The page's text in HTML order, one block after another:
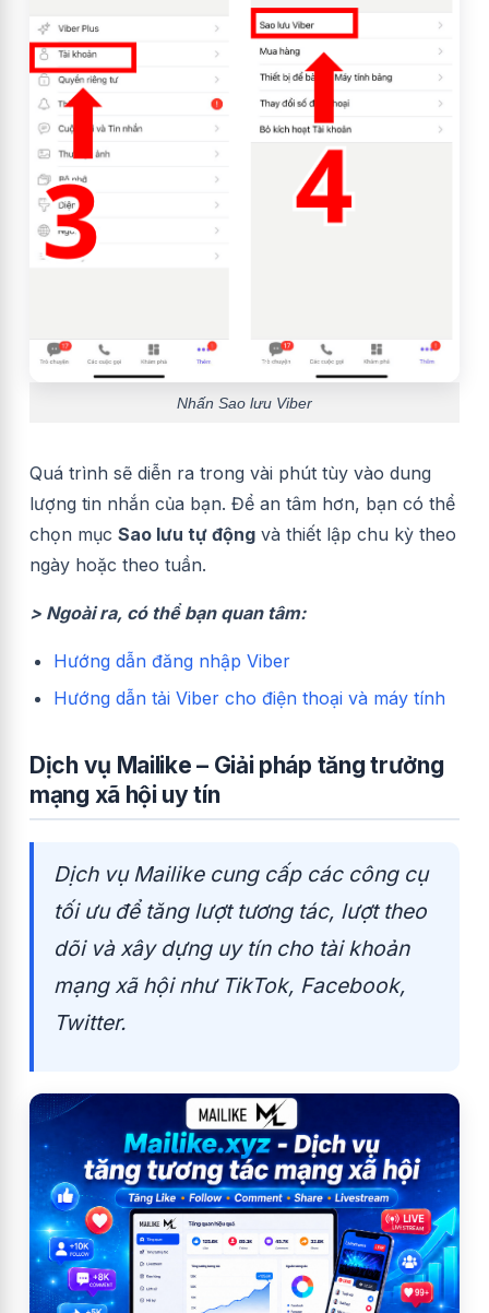
Nhấn Sao lưu Viber
Quá trình sẽ diễn ra trong vài phút tùy vào dung
lượng tin nhắn của bạn. Để an tâm hơn, bạn có thể
chọn mục Sao lưu tự động và thiết lập chu kỳ theo
ngày hoặc theo tuần.
> Ngoài ra, có thể bạn quan tâm:
Hướng dẫn đăng nhập Viber
Hướng dẫn tải Viber cho điện thoại và máy tính
Dịch vụ Mailike – Giải pháp tăng trưởng
mạng xã hội uy tín
Dịch vụ Mailike cung cấp các công cụ
tối ưu để tăng lượt tương tác, lượt theo
dõi và xây dựng uy tín cho tài khoản
mạng xã hội như TikTok, Facebook,
Twitter.